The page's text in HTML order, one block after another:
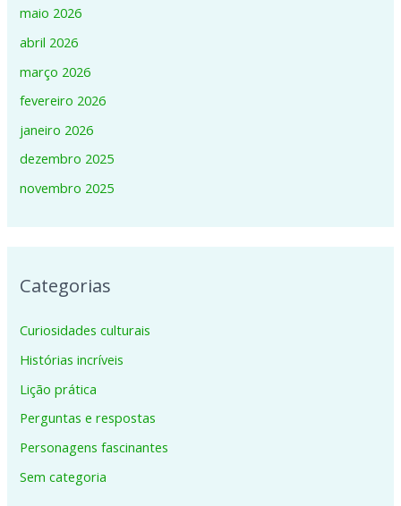
maio 2026
abril 2026
março 2026
fevereiro 2026
janeiro 2026
dezembro 2025
novembro 2025
Categorias
Curiosidades culturais
Histórias incríveis
Lição prática
Perguntas e respostas
Personagens fascinantes
Sem categoria